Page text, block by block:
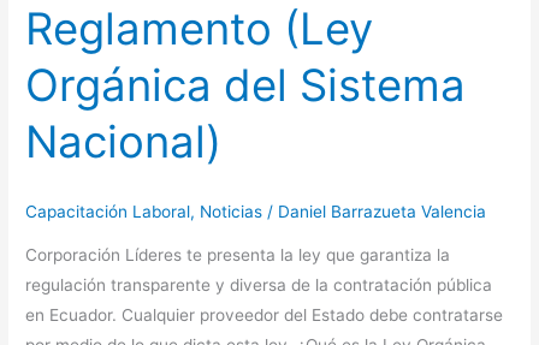
Reglamento (Ley
Orgánica del Sistema
Nacional)
Capacitación Laboral, Noticias / Daniel Barrazueta Valencia
Corporación Líderes te presenta la ley que garantiza la
regulación transparente y diversa de la contratación pública
en Ecuador. Cualquier proveedor del Estado debe contratarse